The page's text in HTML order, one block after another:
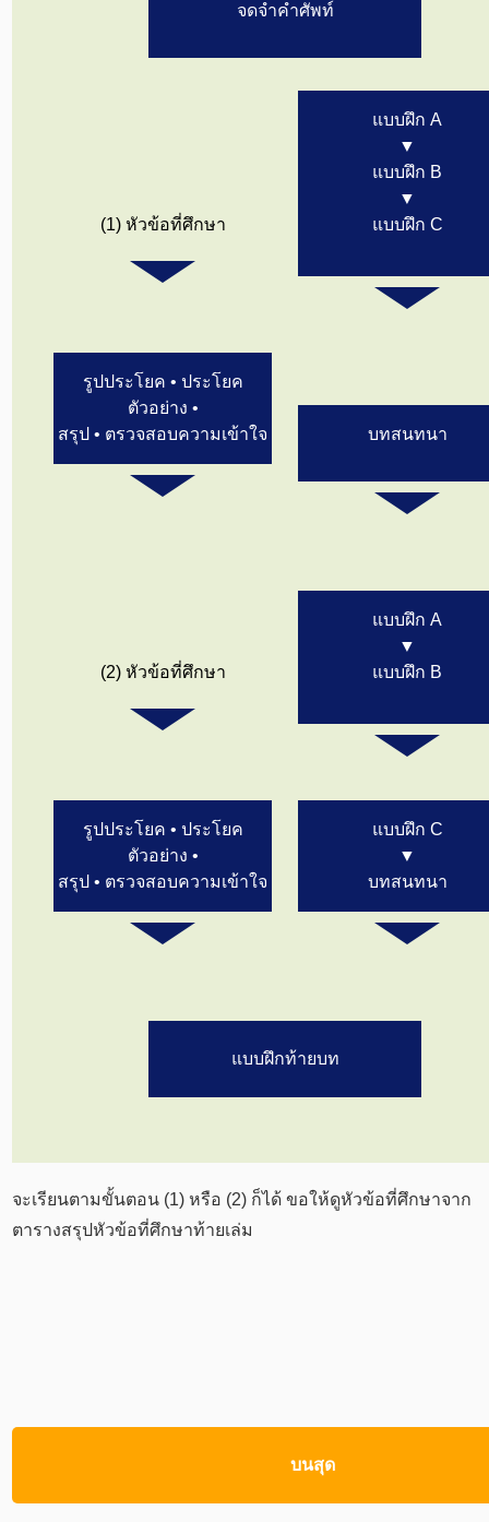
จดจำคำศัพท์
(1) หัวข้อที่ศึกษา
แบบฝึก A
▼
แบบฝึก B
▼
แบบฝึก C
รูปประโยค • ประโยค
ตัวอย่าง •
สรุป • ตรวจสอบความเข้าใจ
บทสนทนา
(2) หัวข้อที่ศึกษา
แบบฝึก A
▼
แบบฝึก B
รูปประโยค • ประโยค
ตัวอย่าง •
สรุป • ตรวจสอบความเข้าใจ
แบบฝึก C
▼
บทสนทนา
แบบฝึกท้ายบท
จะเรียนตามขั้นตอน (1) หรือ (2) ก็ได้ ขอให้ดูหัวข้อที่ศึกษาจาก
ตารางสรุปหัวข้อที่ศึกษาท้ายเล่ม
บนสุด